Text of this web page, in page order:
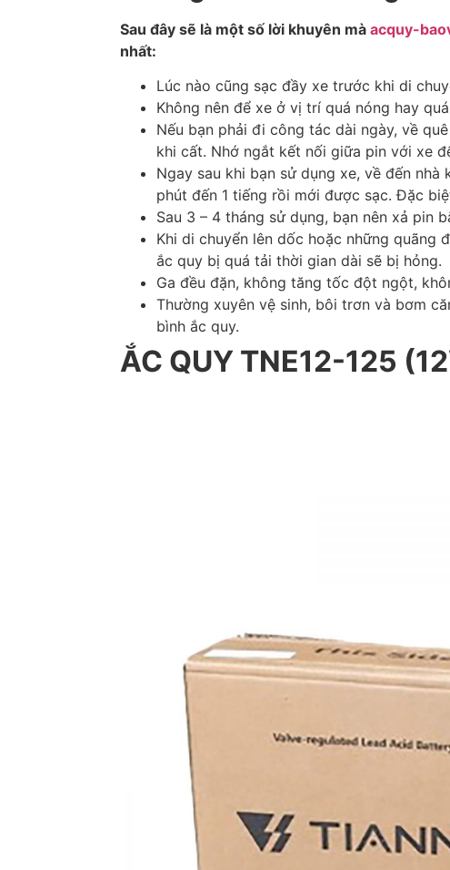
Sau đây sẽ là một số lời khuyên mà acquy-
nhất:
Lúc nào cũng sạc đầy xe trước khi di
Không nên để xe ở vị trí quá nóng hay
Nếu bạn phải đi công tác dài ngày, về
khi cất. Nhớ ngắt kết nối giữa pin với xe
Ngay sau khi bạn sử dụng xe, về đến
phút đến 1 tiếng rồi mới được sạc. Đặc
Sau 3 – 4 tháng sử dụng, bạn nên xả pin
Khi di chuyển lên dốc hoặc những
ắc quy bị quá tải thời gian dài sẽ bị hỏng.
Ga đều đặn, không tăng tốc đột ngột,
Thường xuyên vệ sinh, bôi trơn và bơm
bình ắc quy.
ẮC QUY TNE12-125